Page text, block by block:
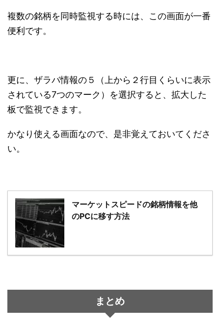
複数の銘柄を同時監視する時には、この画面が一番
便利です。
更に、ザラバ情報の５（上から２行目くらいに表示
されている7つのマーク）を選択すると、拡大した
板で監視できます。
かなり使える画面なので、是非覚えておいてくださ
い。
マーケットスピードの銘柄情報を他
のPCに移す方法
まとめ